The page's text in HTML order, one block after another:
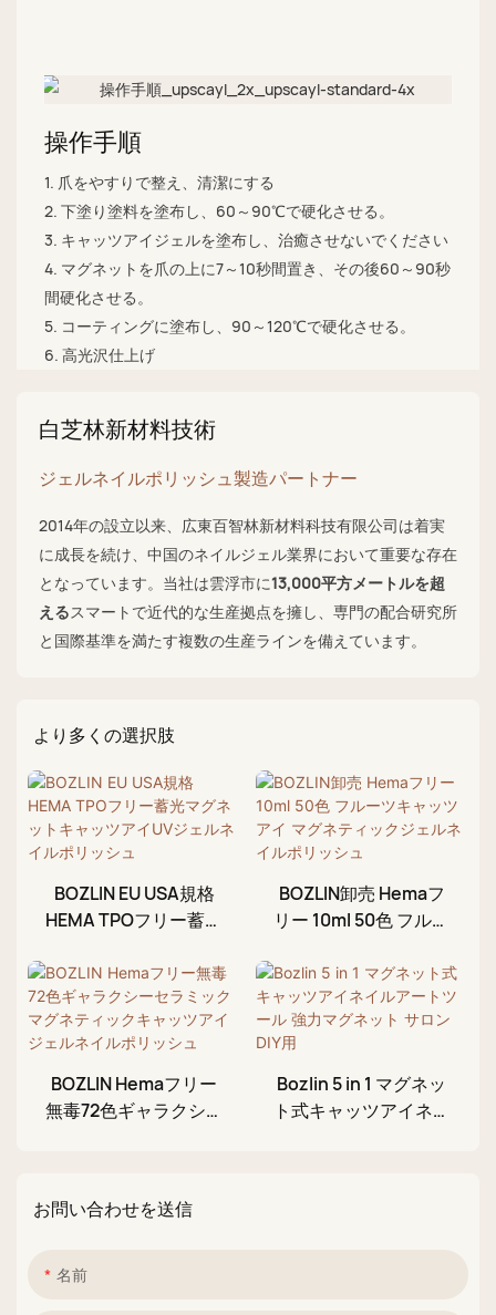
操作手順
1. 爪をやすりで整え、清潔にする
2. 下塗り塗料を塗布し、60～90℃で硬化させる。
3. キャッツアイジェルを塗布し、治癒させないでください
4. マグネットを爪の上に7～10秒間置き、その後60～90秒
間硬化させる。
5. コーティングに塗布し、90～120℃で硬化させる。
6. 高光沢仕上げ
白芝林新材料技術
ジェルネイルポリッシュ製造パートナー
2014年の設立以来、広東百智林新材料科技有限公司は着実
に成長を続け、中国のネイルジェル業界において重要な存在
となっています。当社は雲浮市に13,000平方メートルを超
えるスマートで近代的な生産拠点を擁し、専門の配合研究所
と国際基準を満たす複数の生産ラインを備えています。
より多くの選択肢
BOZLIN EU USA規格
HEMA TPOフリー蓄光
イUVジェルネイルポ
リッシュ
BOZLIN卸売 Hemaフ
リー 10ml 50色 フルー
ネティックジェルネイ
ルポリッシュ
BOZLIN Hemaフリー
無毒72色ギャラクシー
Bozlin 5 in 1 マグネッ
ト式キャッツアイネイ
お問い合わせを送信
名前